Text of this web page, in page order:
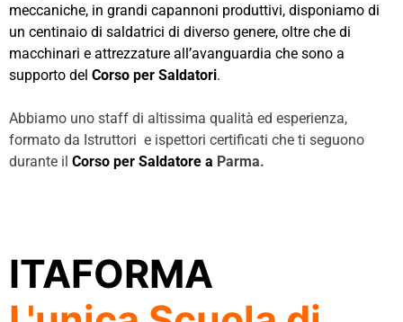
meccaniche, in grandi capannoni produttivi, disponiamo di
un centinaio di saldatrici di diverso genere, oltre che di
macchinari e attrezzature all’avanguardia che sono a
supporto del Corso per Saldatori.
Abbiamo uno staff di altissima qualità ed esperienza,
formato da Istruttori e ispettori certificati che ti seguono
durante il Corso per Saldatore a Parma.
ITAFORMA